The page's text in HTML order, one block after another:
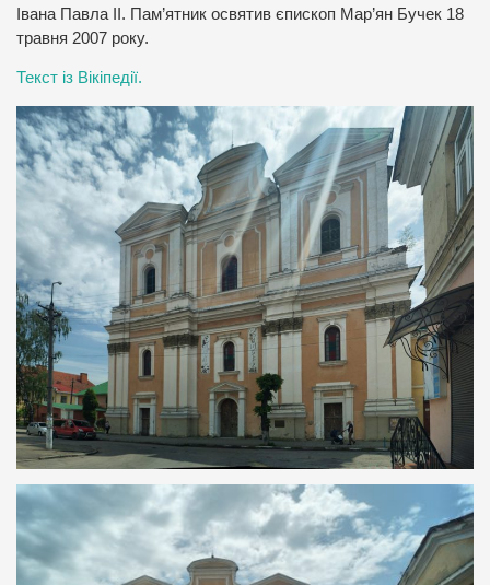
Івана Павла II. Пам’ятник освятив єпископ Мар’ян Бучек 18
травня 2007 року.
Текст із Вікіпедії.